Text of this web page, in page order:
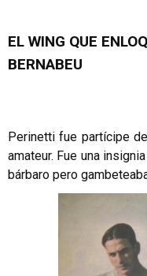
EL WING QUE
BERNABEU
Perinetti fue partícipe
amateur. Fue una
bárbaro pero